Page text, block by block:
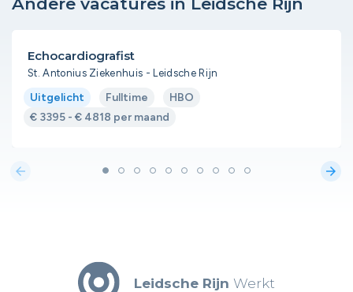
Echocardiografist
St. Antonius Ziekenhuis - Leidsche Rijn
Uitgelicht Fulltime
HBO
€ 3395 - € 4818 per maand
arrow_back arrow_forward
Leidsche Rijn Werkt